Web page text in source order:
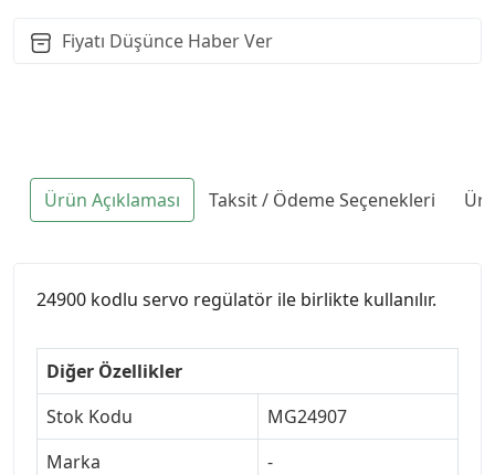
Fiyatı Düşünce Haber Ver
Ürün Açıklaması Taksit / Ödeme Seçenekleri
24900 kodlu servo regülatör ile birlikte kullanılır.
Diğer Özellikler
Stok Kodu
MG24907
Marka
-